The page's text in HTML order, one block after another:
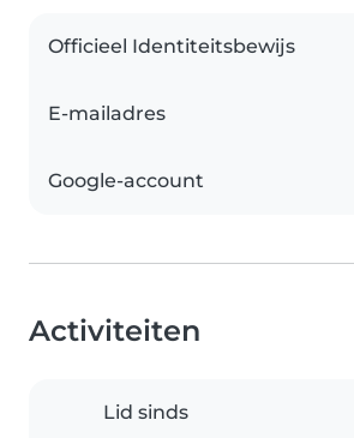
Officieel Identiteitsbewijs
E-mailadres
Google-account
Activiteiten
Lid sinds